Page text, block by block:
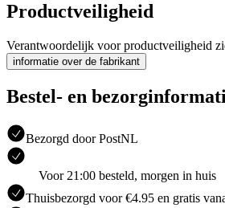
Productveiligheid
Verantwoordelijk voor productveiligheid
informatie over de fabrikant
Bestel- en
Bezorgd door PostNL
Voor 21:00 besteld, morgen in huis
Thuisbezorgd voor €4.95 en gratis